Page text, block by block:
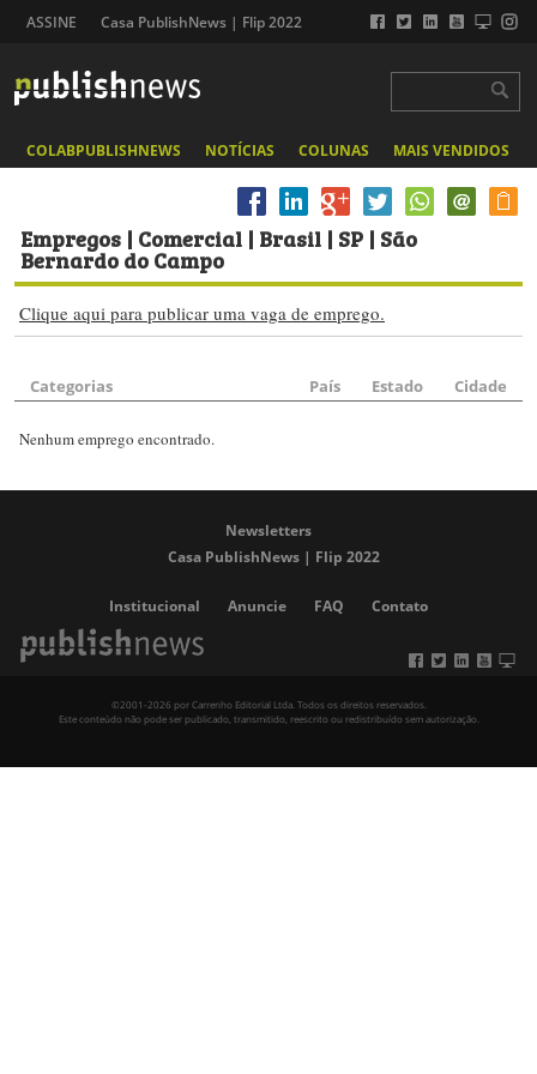
ASSINE Casa PublishNews | Flip 2022
COLABPUBLISHNEWS NOTÍCIAS COLUNAS MAIS VENDIDOS
Empregos | Comercial | Brasil | SP | São
Bernardo do Campo
Clique aqui para publicar uma vaga de emprego.
Categorias País Estado Cidade
Nenhum emprego encontrado.
Newsletters
Casa PublishNews | Flip 2022
Institucional Anuncie FAQ Contato
©2001-2026 por Carrenho Editorial Ltda. Todos os direitos reservados.
Este conteúdo não pode ser publicado, transmitido, reescrito ou redistribuído sem autorização.